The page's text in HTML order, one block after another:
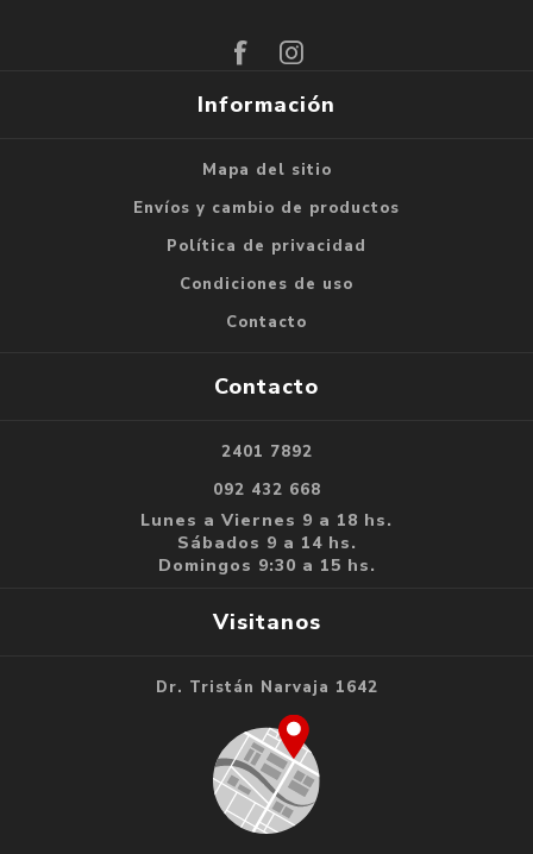
Información
Mapa del sitio
Envíos y cambio de productos
Política de privacidad
Condiciones de uso
Contacto
Contacto
2401 7892
092 432 668
Lunes a Viernes 9 a 18 hs.
Sábados 9 a 14 hs.
Domingos 9:30 a 15 hs.
Visitanos
Dr. Tristán Narvaja 1642